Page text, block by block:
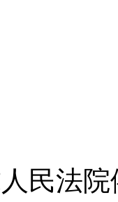
民法